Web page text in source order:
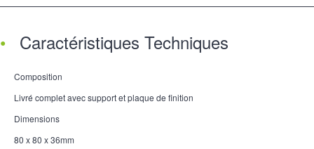
Caractéristiques Techniques
Composition
Livré complet avec support et plaque de finition
Dimensions
80 x 80 x 36mm